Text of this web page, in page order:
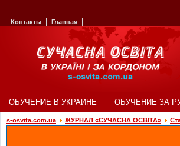
Контакты Главная
ОБУЧЕНИЕ В УКРАИНЕ ОБУЧЕНИЕ ЗА
s-osvita.com.ua ЖУРНАЛ «СУЧАСНА ОСВІТА»